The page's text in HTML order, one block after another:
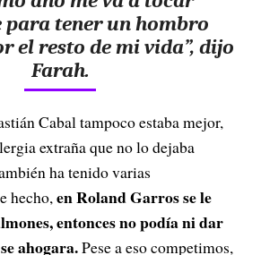
para tener un hombro
el resto de mi vida”, dijo
Farah.
Cabal tampoco estaba mejor,
extraña que no lo dejaba
ha tenido varias
hecho,en Roland Garros se le
entonces no podía ni dar
ahogara.Pese a eso competimos,